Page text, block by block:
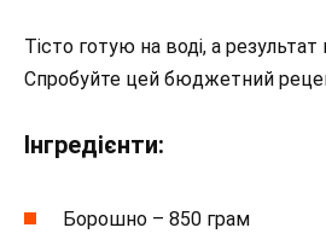
Тісто готую на воді, а
Спробуйте цей бюджетний
Інгредієнти:
Борошно – 850 грам